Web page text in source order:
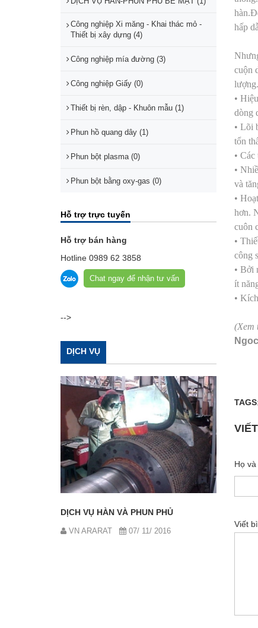
Công nghiệp Xi măng - Khai thác mỏ -
Thiết bị xây dựng (4)
Công nghiệp mía đường (3)
Công nghiệp Giấy (0)
Thiết bị rèn, dập - Khuôn mẫu (1)
Phun hồ quang dây (1)
Phun bột plasma (0)
Phun bột bằng oxy-gas (0)
Hỗ trợ trực tuyến
Hỗ trợ bán hàng
Hotline 0989 62 3858
Chat ngay để nhận tư vấn
-->
DỊCH VỤ
DỊCH VỤ HÀN VÀ PHUN PHỦ
VN ARARAT 07/ 11/ 2016
hấp
cuộn
•
dòng
• Lõi
tổn
•
•
và
•
hơn.
cuôn
•
công
• Bởi
ít
•
(Xem
TAGS:
Họ và
Viết